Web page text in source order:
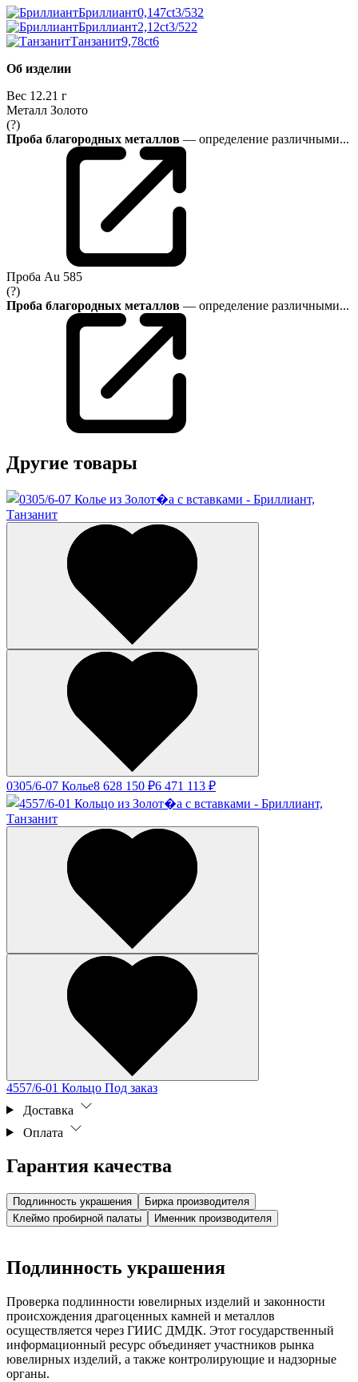
Бриллиант0,147ct3/532
Бриллиант2,12ct3/522
Танзанит9,78ct6
Об изделии
Вес 12.21 г
Металл Золото
(?)
Проба благородных металлов — определение различными...
Проба Au 585
(?)
Проба благородных металлов — определение различными...
Другие товары
0305/6-07 Колье8 628 150 ₽6 471 113 ₽
4557/6-01 Кольцо Под заказ
Доставка
Оплата
Гарантия качества
Подлинность украшения
Бирка производителя
Клеймо пробирной палаты
Именник производителя
Подлинность украшения
Проверка подлинности ювелирных изделий и законности
происхождения драгоценных камней и металлов
осуществляется через ГИИС ДМДК. Этот государственный
информационный ресурс объединяет участников рынка
ювелирных изделий, а также контролирующие и надзорные
органы.